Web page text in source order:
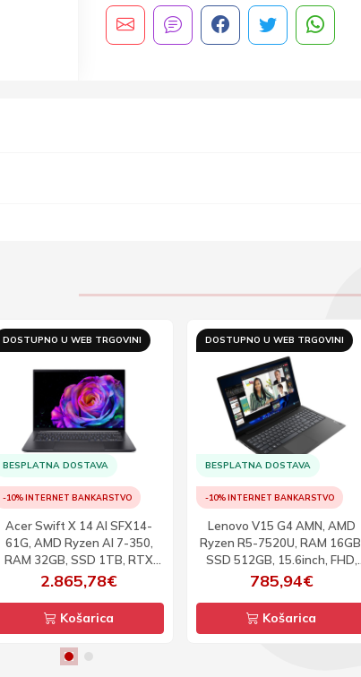
DOSTUPNO U WEB TRGOVINI
BESPLATNA DOSTAVA
-10% INTERNET BANKARSTVO
Acer Swift X 14 AI SFX14-
61G, AMD Ryzen AI 7-350,
RAM 32GB, SSD 1TB, RTX
5060, 14.5inch, OLED 2.8K, TS,
2.865,78€
Košarica
DOSTUPNO U WEB TRGOVINI
BESPLATNA DOSTAVA
-10% INTERNET BANKARSTVO
Lenovo V15 G4 AMN, AMD
Ryzen R5-7520U, RAM 16GB,
SSD 512GB, 15.6inch, FHD,
W11P
785,94€
Košarica